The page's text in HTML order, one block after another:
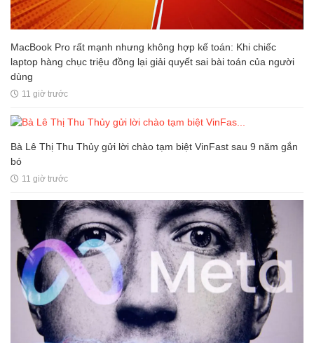
MacBook Pro rất mạnh nhưng không hợp kế toán: Khi chiếc
laptop hàng chục triệu đồng lại giải quyết sai bài toán của người
dùng
11 giờ trước
Bà Lê Thị Thu Thủy gửi lời chào tạm biệt VinFast sau 9 năm gắn
bó
11 giờ trước